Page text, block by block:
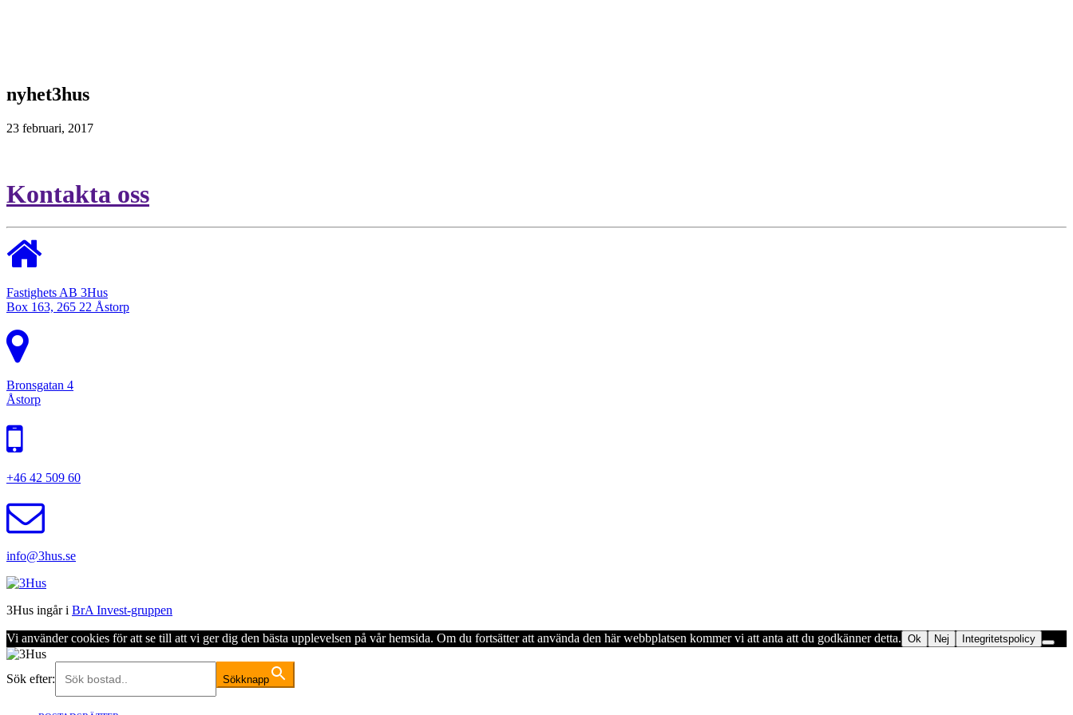
nyhet3hus
23 februari, 2017
Kontakta oss
Fastighets AB 3Hus
Box 163, 265 22 Åstorp
Bronsgatan 4
Åstorp
+46 42 509 60
info@3hus.se
3Hus ingår i BrA Invest-gruppen
Vi använder cookies för att se till att vi ger dig den bästa upplevelsen på vår hemsida. Om du fortsätter att använda den här webbplatsen kommer vi att anta att du godkänner detta. Ok Nej Integritetspolicy
Sök efter: Sökknapp